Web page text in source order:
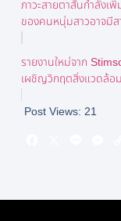
ภาวะสายตาสั้นกำลังเ
ของคนหนุ่มสาวอาจมีส
รายงานใหม่จาก
เผชิญวิกฤตสิ่งแวดล้อม
Post Views: 21